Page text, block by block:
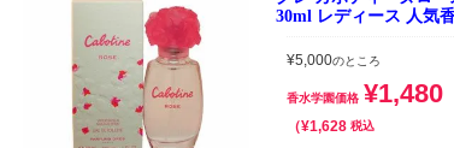
30ml レディース 人気
¥5,000のところ
香水学園価格 ¥1,480
¥1,628 税込